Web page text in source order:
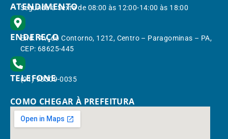
ATENDIMENTO
Segunda à Sexta de 08:00 às 12:00-14:00 às 18:00
ENDEREÇO
End.: Av. do Contorno, 1212, Centro – Paragominas – PA,
CEP: 68625-445
TELEFONE
(91) 98309-0035
COMO CHEGAR À PREFEITURA